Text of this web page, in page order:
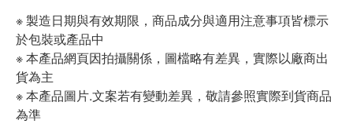
※ 製造日期與有效期限，商品成分與適用注意事項皆標示
於包裝或產品中
※ 本產品網頁因拍攝關係，圖檔略有差異，實際以廠商出
貨為主
※ 本產品圖片.文案若有變動差異，敬請參照實際到貨商品
為準